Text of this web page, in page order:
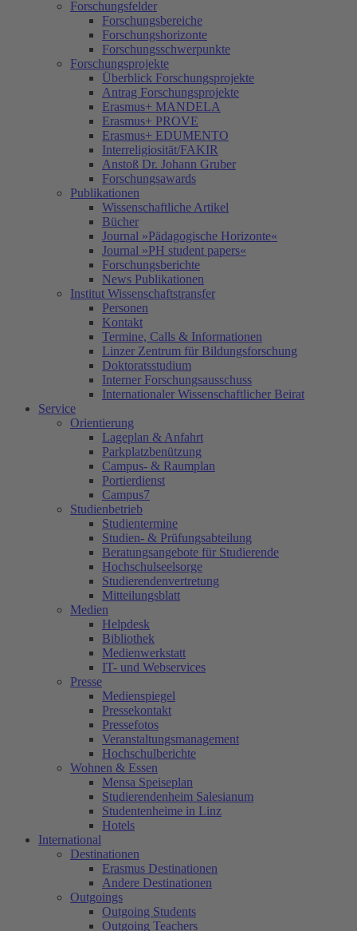
Forschungsfelder
Forschungsbereiche
Forschungshorizonte
Forschungsschwerpunkte
Forschungsprojekte
Überblick Forschungsprojekte
Antrag Forschungsprojekte
Erasmus+ MANDELA
Erasmus+ PROVE
Erasmus+ EDUMENTO
Interreligiosität/FAKIR
Anstoß Dr. Johann Gruber
Forschungsawards
Publikationen
Wissenschaftliche Artikel
Bücher
Journal »Pädagogische Horizonte«
Journal »PH student papers«
Forschungsberichte
News Publikationen
Institut Wissenschaftstransfer
Personen
Kontakt
Termine, Calls & Informationen
Linzer Zentrum für Bildungsforschung
Doktoratsstudium
Interner Forschungsausschuss
Internationaler Wissenschaftlicher Beirat
Service
Orientierung
Lageplan & Anfahrt
Parkplatzbenützung
Campus- & Raumplan
Portierdienst
Campus7
Studienbetrieb
Studientermine
Studien- & Prüfungsabteilung
Beratungsangebote für Studierende
Hochschulseelsorge
Studierendenvertretung
Mitteilungsblatt
Medien
Helpdesk
Bibliothek
Medienwerkstatt
IT- und Webservices
Presse
Medienspiegel
Pressekontakt
Pressefotos
Veranstaltungsmanagement
Hochschulberichte
Wohnen & Essen
Mensa Speiseplan
Studierendenheim Salesianum
Studentenheime in Linz
Hotels
International
Destinationen
Erasmus Destinationen
Andere Destinationen
Outgoings
Outgoing Students
Outgoing Teachers